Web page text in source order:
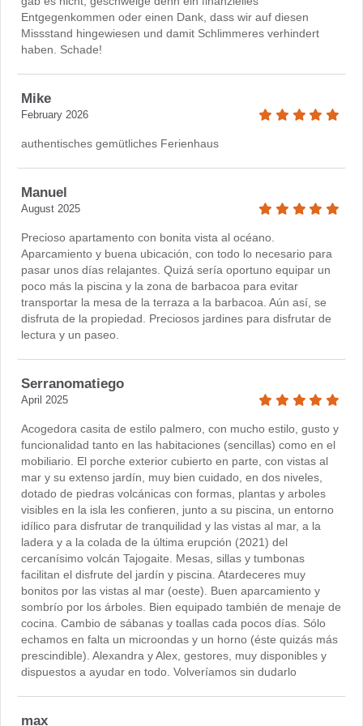
Entgegenkommen oder einen Dank, dass wir auf diesen
Missstand hingewiesen und damit Schlimmeres verhindert
haben. Schade!
Mike
February 2026
authentisches gemütliches Ferienhaus
Manuel
August 2025
Precioso apartamento con bonita vista al océano.
Aparcamiento y buena ubicación, con todo lo necesario para
pasar unos días relajantes. Quizá sería oportuno equipar un
poco más la piscina y la zona de barbacoa para evitar
transportar la mesa de la terraza a la barbacoa. Aún así, se
disfruta de la propiedad. Preciosos jardines para disfrutar de
lectura y un paseo.
Serranomatiego
April 2025
Acogedora casita de estilo palmero, con mucho estilo, gusto y
funcionalidad tanto en las habitaciones (sencillas) como en el
mobiliario. El porche exterior cubierto en parte, con vistas al
mar y su extenso jardín, muy bien cuidado, en dos niveles,
dotado de piedras volcánicas con formas, plantas y arboles
visibles en la isla les confieren, junto a su piscina, un entorno
idílico para disfrutar de tranquilidad y las vistas al mar, a la
ladera y a la colada de la última erupción (2021) del
cercanísimo volcán Tajogaite. Mesas, sillas y tumbonas
facilitan el disfrute del jardín y piscina. Atardeceres muy
bonitos por las vistas al mar (oeste). Buen aparcamiento y
sombrío por los árboles. Bien equipado también de menaje de
cocina. Cambio de sábanas y toallas cada pocos días. Sólo
echamos en falta un microondas y un horno (éste quizás más
prescindible). Alexandra y Alex, gestores, muy disponibles y
dispuestos a ayudar en todo. Volveríamos sin dudarlo
max